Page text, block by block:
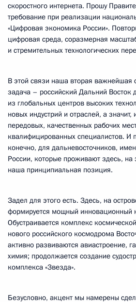
скоростного интернета. Прошу
требование при реализации
«Цифровая экономика России».
цифровая среда, соразмерная
и стремительных технологических
В этой связи наша вторая важнейшая
задача – российский Дальний Восток
из глобальных центров высоких
новых индустрий и отраслей, а значит,
передовых, качественных рабочих
квалифицированных специалистов. И
конечно, для дальневосточников,
России, которые проживают здесь, на
наша принципиальная позиция.
Задел для этого есть. Здесь, на
формируется мощный инновационный
Обустраивается комплекс
нового российского космодрома
активно развиваются авиастроение,
химия; продолжается создание
комплекса «Звезда».
Безусловно, акцент мы намерены